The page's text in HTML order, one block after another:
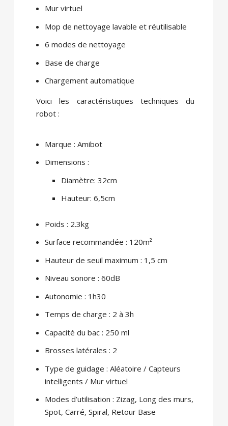
Mur virtuel
Mop de nettoyage lavable et réutilisable
6 modes de nettoyage
Base de charge
Chargement automatique
Voici les caractéristiques techniques du
robot :
Marque : Amibot
Dimensions :
Diamètre: 32cm
Hauteur: 6,5cm
Poids : 2.3kg
Surface recommandée : 120m²
Hauteur de seuil maximum : 1,5 cm
Niveau sonore : 60dB
Autonomie : 1h30
Temps de charge : 2 à 3h
Capacité du bac : 250 ml
Brosses latérales : 2
Type de guidage : Aléatoire / Capteurs
intelligents / Mur virtuel
Modes d’utilisation : Zizag, Long des murs,
Spot, Carré, Spiral, Retour Base